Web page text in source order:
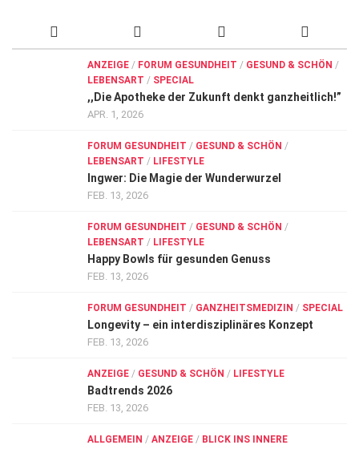
ANZEIGE / FORUM GESUNDHEIT / GESUND & SCHÖN /
LEBENSART / SPECIAL
,,Die Apotheke der Zukunft denkt ganzheitlich!”
APR. 1, 2026
FORUM GESUNDHEIT / GESUND & SCHÖN /
LEBENSART / LIFESTYLE
Ingwer: Die Magie der Wunderwurzel
FEB. 13, 2026
FORUM GESUNDHEIT / GESUND & SCHÖN /
LEBENSART / LIFESTYLE
Happy Bowls für gesunden Genuss
FEB. 13, 2026
FORUM GESUNDHEIT / GANZHEITSMEDIZIN / SPECIAL
Longevity – ein interdisziplinäres Konzept
FEB. 13, 2026
ANZEIGE / GESUND & SCHÖN / LIFESTYLE
Badtrends 2026
FEB. 13, 2026
ALLGEMEIN / ANZEIGE / BLICK INS INNERE